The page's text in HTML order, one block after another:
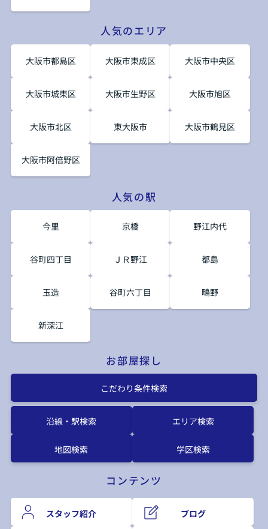
人気のエリア
大阪市都島区 大阪市東成区 大阪市中央区
大阪市城東区 大阪市生野区 大阪市旭区
大阪市北区 東大阪市 大阪市鶴見区
大阪市阿倍野区
人気の駅
今里 京橋 野江内代
谷町四丁目 ＪＲ野江 都島
玉造 谷町六丁目 鴫野
新深江
お部屋探し
こだわり条件検索
沿線・駅検索 エリア検索
地図検索 学区検索
コンテンツ
スタッフ紹介 ブログ